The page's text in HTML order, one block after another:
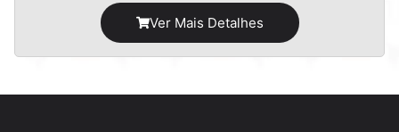
Ver Mais Detalhes